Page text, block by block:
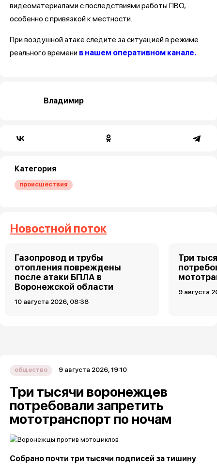
видеоматериалами с последствиями работы ПВО,
особенно с привязкой к местности.
При воздушной атаке следите за ситуацией в режиме
реального времени в нашем оперативном канале.
Владимир
Категория
происшествия
Новостной поток
Газопровод и трубы
отопления повреждены
после атаки БПЛА в
Воронежской области
10 августа 2026, 08:38
Три
9 августа
общество 9 августа 2026, 19:10
Три тысячи воронежцев
потребовали запретить
мототранспорт по ночам
Собрано почти три тысячи подписей за тишину